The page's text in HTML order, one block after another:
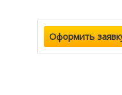
Оформить